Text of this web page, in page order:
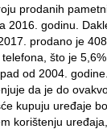
prodanih
2016. godinu.
prodano je
što je
od 2004.
da je do
kupuju uređaje
korištenju